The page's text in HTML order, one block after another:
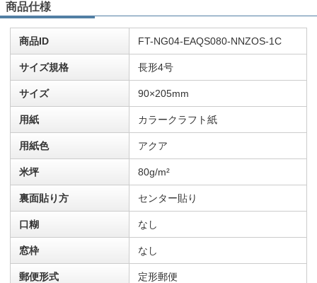
商品仕様
商品ID FT-NG04-EAQS080-NNZOS-1C
サイズ規格 長形4号
サイズ 90×205mm
用紙 カラークラフト紙
用紙色 アクア
米坪 80g/m²
裏面貼り方 センター貼り
口糊 なし
窓枠 なし
郵便形式 定形郵便